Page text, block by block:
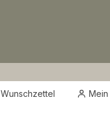
Wunschzettel Du hast 0Mein